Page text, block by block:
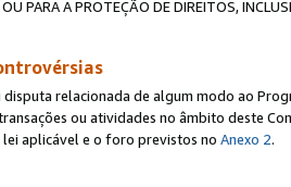
PARA A PROTEÇÃO DE DIREITOS,
relacionada de algum modo ao
ou atividades no âmbito deste
aplicável e o foro previstos no Anexo 2.